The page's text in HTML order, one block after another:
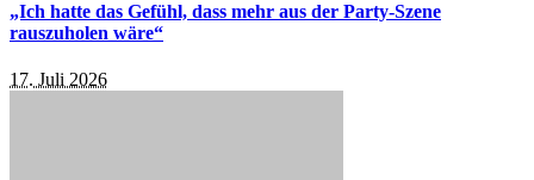
„Ich hatte das Gefühl, dass mehr aus der Party-Szene
rauszuholen wäre“
17. Juli 2026